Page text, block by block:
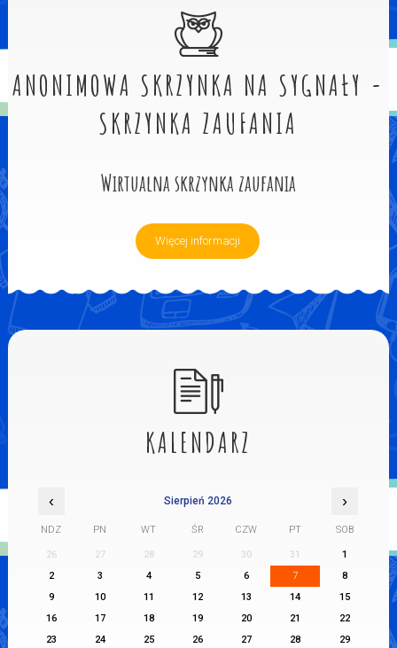
ANONIMOWA SKRZYNKA NA SYGNAŁY -
SKRZYNKA ZAUFANIA
Wirtualna skrzynka zaufania
Więcej informacji
KALENDARZ
‹ Sierpień 2026 ›
NDZ PN WT ŚR CZW PT SOB
26 27 28 29 30 31
1
2
3 4 5 6 7
8
9
10 11 12 13 14
15
16
17 18 19 20 21
22
23
24 25 26 27 28
29